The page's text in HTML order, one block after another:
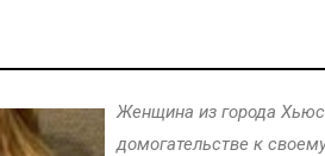
Женщина из города
домогательстве к